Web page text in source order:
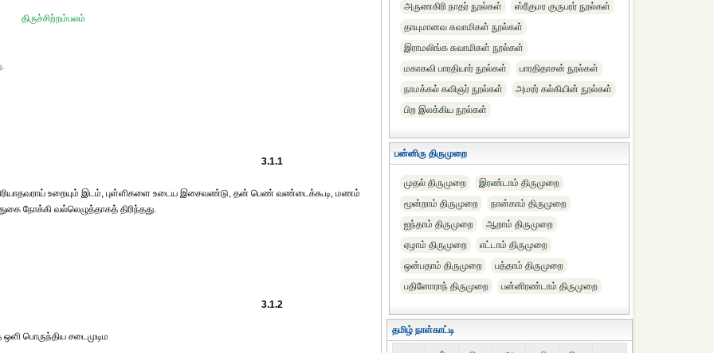
திருச்சிற்றம்பலம்
3.1.1
உறையும் இடம், புள்ளிகளை உடைய இசைவண்டு, தன் பெண் வண்டைக்கூடி, மணம்
நோக்கி வல்லெழுத்தாகத் திரிந்தது.
3.1.2
பொருந்திய சடைமுடிம
அருணகிரி நாதர் நூல்கள்
ஸ்ரீகுமர குருபரர் நூல்கள்
தாயுமானவ சுவாமிகள் நூல்கள்
இராமலிங்க சுவாமிகள் நூல்கள்
மகாகவி பாரதியார் நூல்கள்
பாரதிதாசன் நூல்கள்
நாமக்கல் கவிஞர் நூல்கள்
அமரர் கல்கியின் நூல்கள்
பிற இலக்கிய நூல்கள்
பன்னிரு திருமுறை
முதல் திருமுறை
இரண்டாம் திருமுறை
மூன்றாம் திருமுறை
நான்காம் திருமுறை
ஐந்தாம் திருமுறை
ஆறாம் திருமுறை
ஏழாம் திருமுறை
எட்டாம் திருமுறை
ஒன்பதாம் திருமுறை
பத்தாம் திருமுறை
பதினோராந் திருமுறை
பன்னிரண்டாம் திருமுறை
தமிழ் நாள்காட்டி